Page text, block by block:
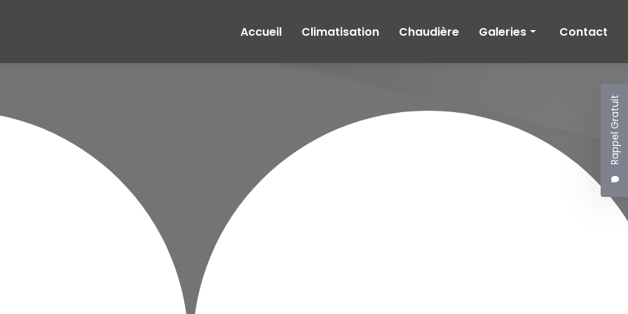
Rappel Gratuit
Accueil
Climatisation Chaudière Galeries Contact